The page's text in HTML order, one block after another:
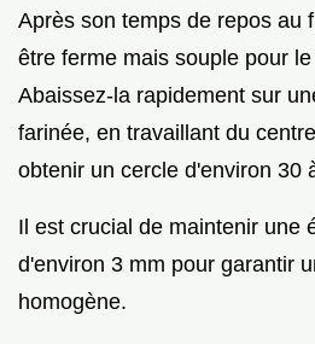
Après son temps de repos au
être ferme mais souple pour
Abaissez-la rapidement sur
farinée, en travaillant du
obtenir un cercle d'environ 30
Il est crucial de maintenir une
d'environ 3 mm pour garantir
homogène.